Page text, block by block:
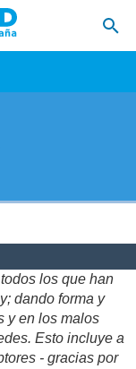
los que han
dando forma y
y en los malos
Esto incluye a
- gracias por